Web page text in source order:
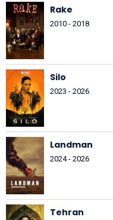
Rake
2010 - 2018
Silo
2023 - 2026
Landman
2024 - 2026
Tehran